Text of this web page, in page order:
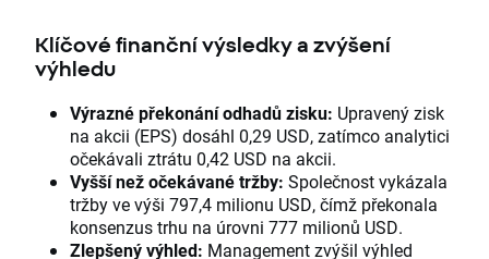
Klíčové finanční výsledky a zvýšení
výhledu
Výrazné překonání odhadů zisku: Upravený zisk
na akcii (EPS) dosáhl 0,29 USD, zatímco analytici
očekávali ztrátu 0,42 USD na akcii.
Vyšší než očekávané tržby: Společnost vykázala
tržby ve výši 797,4 milionu USD, čímž překonala
konsenzus trhu na úrovni 777 milionů USD.
Zlepšený výhled: Management zvýšil výhled